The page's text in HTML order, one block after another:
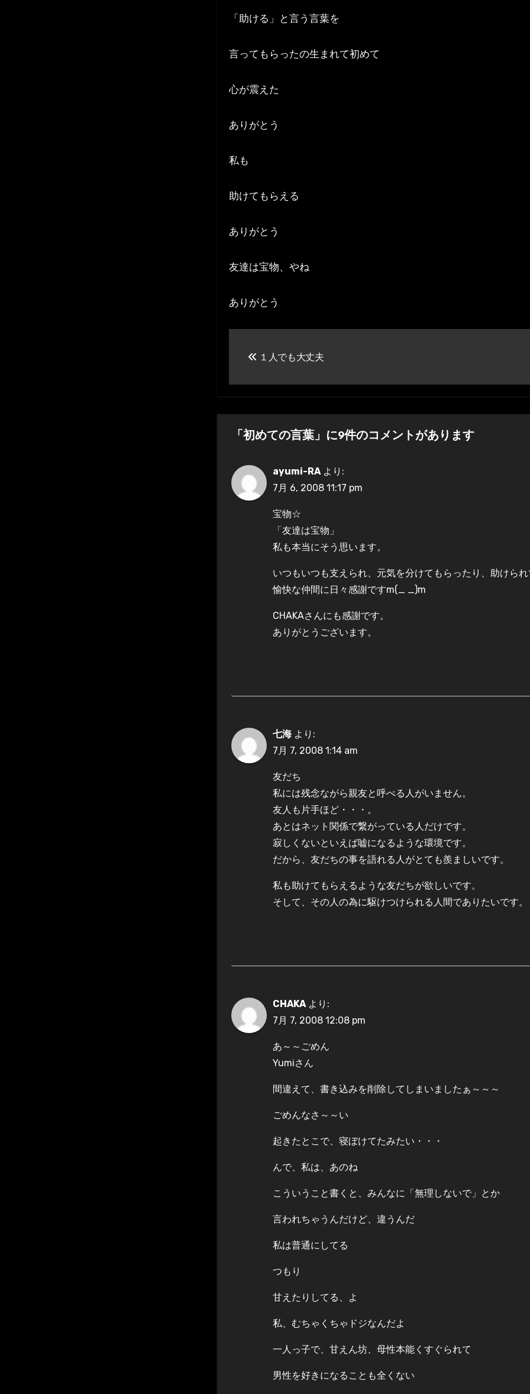
「助ける」と言う言葉を
言ってもらったの生まれて初めて
心が震えた
ありがとう
私も
助けてもらえる
ありがとう
友達は宝物、やね
ありがとう
ナ
ビ
ゲ
ー
シ
１人でも大丈夫
「初めての言葉」に9件のコメントがあります
ayumi-RA より:
7月 6, 2008 11:17 pm
宝物☆
「友達は宝物」
私も本当にそう思います。
いつもいつも支えられ、元気を分けてもらったり、助けら
愉快な仲間に日々感謝ですm(_ _)m
CHAKAさんにも感謝です。
ありがとうございます。
七海 より:
7月 7, 2008 1:14 am
友だち
私には残念ながら親友と呼べる人がいません。
友人も片手ほど・・・。
あとはネット関係で繋がっている人だけです。
寂しくないといえば嘘になるような環境です。
だから、友だちの事を語れる人がとても羨ましいです。
私も助けてもらえるような友だちが欲しいです。
そして、その人の為に駆けつけられる人間でありたいです。
CHAKA より:
7月 7, 2008 12:08 pm
あ～～ごめん
Yumiさん
間違えて、書き込みを削除してしまいましたぁ～～～
ごめんなさ～～い
起きたとこで、寝ぼけてたみたい・・・
んで、私は、あのね
こういうこと書くと、みんなに「無理しないで」とか
言われちゃうんだけど、違うんだ
私は普通にしてる
つもり
甘えたりしてる、よ
私、むちゃくちゃドジなんだよ
一人っ子で、甘えん坊、母性本能くすぐられて
男性を好きになることも全くない